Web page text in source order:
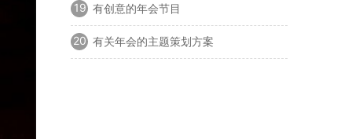
19 有创意的年会节目
20 有关年会的主题策划方案